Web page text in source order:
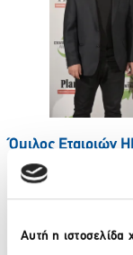
Αυτή η ιστοσελίδα
Όμιλος Εταιριών
ΟΌμιλος
είναι ο
αγορά. Με ένα